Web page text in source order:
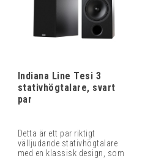
Indiana Line Tesi 3
stativhögtalare, svart
par
Detta är ett par riktigt
välljudande stativhögtalare
med en klassisk design, som